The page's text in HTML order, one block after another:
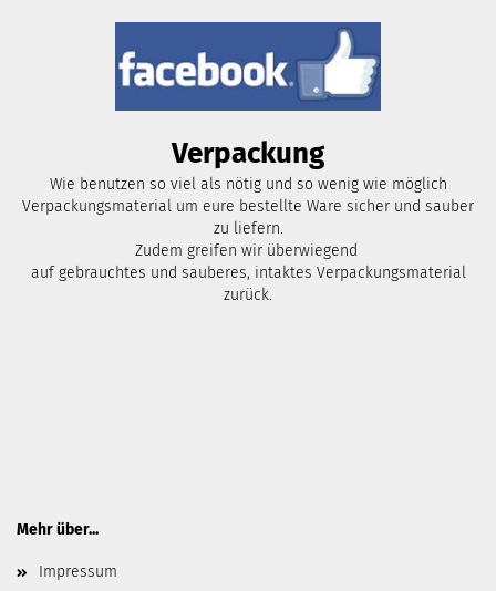
Verpackung
Wie benutzen so viel als nötig und so wenig wie möglich
Verpackungsmaterial um eure bestellte Ware sicher und sauber
zu liefern.
Zudem greifen wir überwiegend
auf gebrauchtes und sauberes, intaktes Verpackungsmaterial
zurück.
Mehr über...
Impressum